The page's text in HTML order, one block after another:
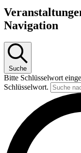
Navigation
Suche
Bitte Schlüsselwort
Schlüsselwort.